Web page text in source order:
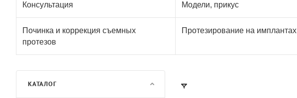
Консультация Модели, прикус
Починка и коррекция съемных
протезов
Протезирование на имплантах
КАТАЛОГ